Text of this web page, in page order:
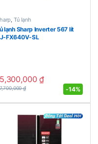
,Tủ lạnh
lạnh Sharp Inverter 567 lít
FX640V-SL
₫
₫ -14%